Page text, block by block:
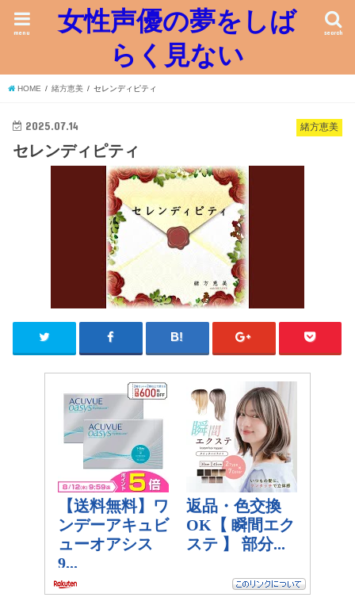
女性声優の夢をしば
らく見ない
search
menu
HOME 緒方恵美 セレンディピティ
緒方恵美
2025.07.14
セレンディピティ